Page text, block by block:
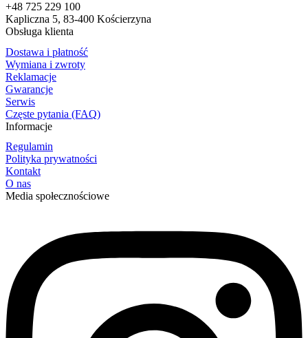
+48 725 229 100
Kapliczna 5, 83-400 Kościerzyna
Obsługa klienta
Dostawa i płatność
Wymiana i zwroty
Reklamacje
Gwarancje
Serwis
Częste pytania (FAQ)
Informacje
Regulamin
Polityka prywatności
Kontakt
O nas
Media społecznościowe